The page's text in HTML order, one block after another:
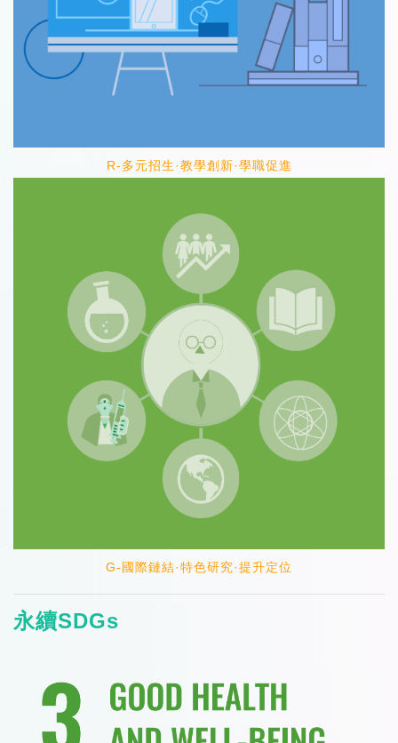
R-多元招生·教學創新·學職促進
G-國際鏈結·特色研究·提升定位
永續SDGs